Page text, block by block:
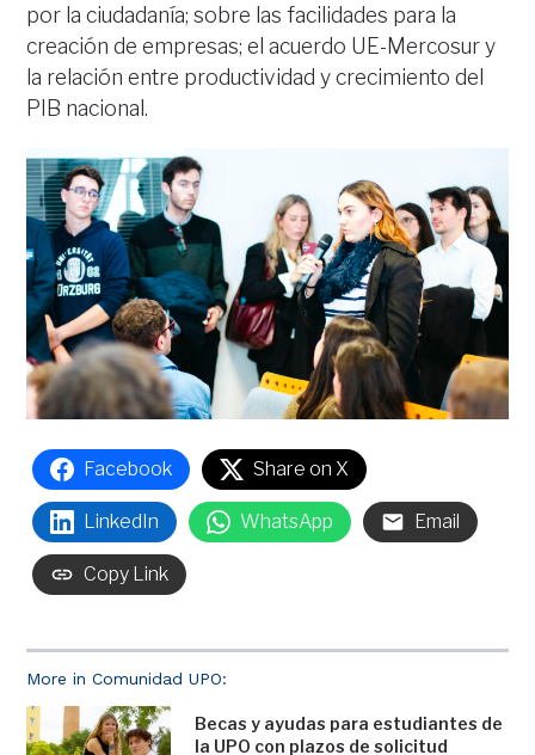
More in Comunidad UPO:
Becas y ayudas para estudiantes de
la UPO con plazos de solicitud
por la ciudadanía; sobre las facilidades para la
creación de empresas; el acuerdo UE-Mercosur y
la relación entre productividad y crecimiento del
PIB nacional.
Facebook Share on X
LinkedIn WhatsApp Email
Copy Link